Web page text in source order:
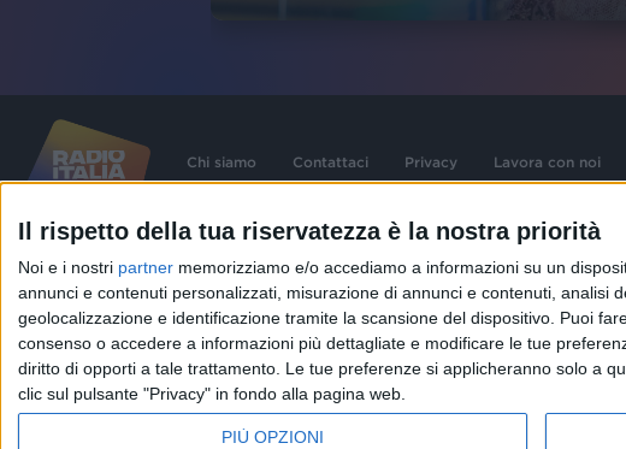
Il rispetto della tua riservatezza è la nostra priorità
Noi e i nostri partner memorizziamo e/o accediamo a informazioni su un
annunci e contenuti personalizzati, misurazione di annunci e contenuti, analisi
geolocalizzazione e identificazione tramite la scansione del dispositivo. Puoi
consenso o accedere a informazioni più dettagliate e modificare le tue
diritto di opporti a tale trattamento. Le tue preferenze si applicheranno solo a
clic sul pulsante "Privacy" in fondo alla pagina web.
PIÙ OPZIONI
Chi siamo Contattaci Privacy Lavora con noi
contenute nel sito sono stati assolti gli obblighi derivanti dalla normativa dei diritti d'autore e
Capitale Sociale € 580.000,00 interamente versato. Iscr. Reg. Imprese Milano - C.F. e n°
06832230152. Iscritta al R.E.A. di Milano al n° 1125258. Testata giornalistica Registrata n°286
1987.